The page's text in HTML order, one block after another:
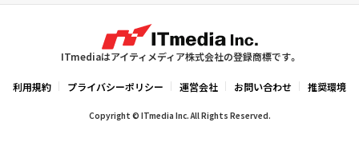
ITmediaはアイティメディア株式会社の登録商標です。
利用規約 プライバシーポリシー 運営会社 お問い合わせ 推奨環境
Copyright © ITmedia Inc. All Rights Reserved.